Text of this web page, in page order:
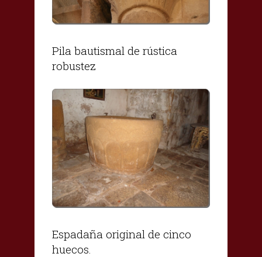
Pila bautismal de rústica
robustez
Espadaña original de cinco
huecos.